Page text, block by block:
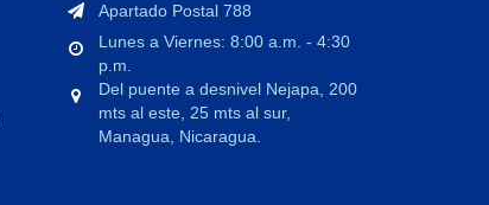
Apartado Postal 788
Lunes a Viernes: 8:00 a.m. - 4:30
p.m.
Del puente a desnivel Nejapa, 200
mts al este, 25 mts al sur,
Managua, Nicaragua.